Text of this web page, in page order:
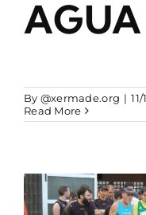
AGUA
By @xermade.org |
Read More